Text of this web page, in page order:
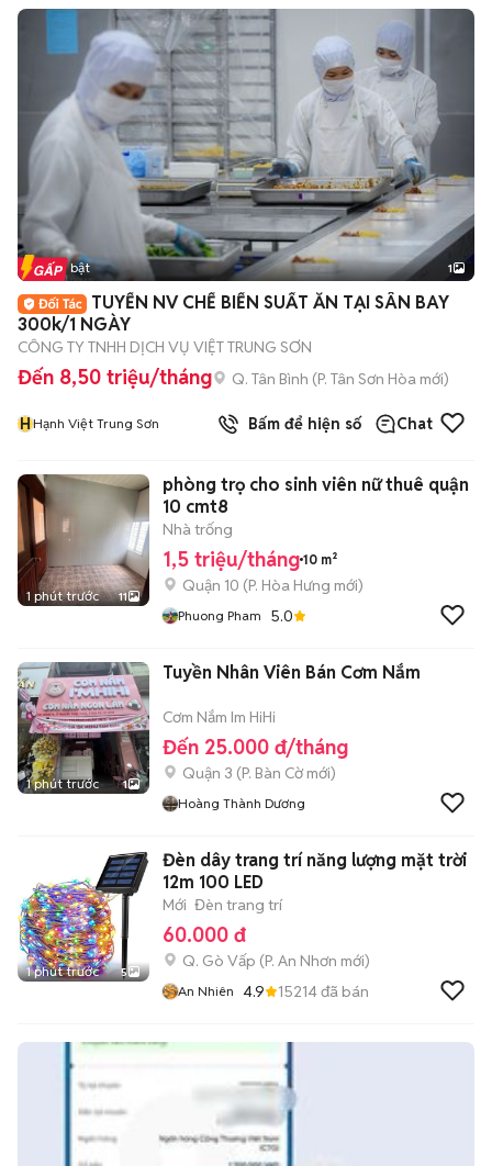
Tin nổi bật 1
TUYỂN NV CHẾ BIẾN SUẤT ĂN TẠI SÂN BAY
300k/1 NGÀY
CÔNG TY TNHH DỊCH VỤ VIỆT TRUNG SƠN
Đến 8,50 triệu/tháng Q. Tân Bình (P. Tân Sơn Hòa mới)
HHạnh Việt Trung Sơn Bấm để hiện số Chat
1 phút trước 11
phòng trọ cho sinh viên nữ thuê quận
10 cmt8
Nhà trống
1,5 triệu/tháng 10 m²
Quận 10 (P. Hòa Hưng mới)
Phuong Pham 5.0
1 phút trước 1
Tuyền Nhân Viên Bán Cơm Nắm
Cơm Nắm Im HiHi
Đến 25.000 đ/tháng
Quận 3 (P. Bàn Cờmới)
Hoàng Thành Dương
1 phút trước 5
Đèn dây trang trí năng lượng mặt trời
12m 100 LED
Mới Đèn trang trí
60.000 đ
Q. Gò Vấp (P. An Nhơn mới)
An Nhiên 4.9 15214đã bán